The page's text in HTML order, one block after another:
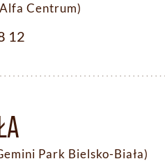
Centrum)
12
Park Bielsko-Biała)